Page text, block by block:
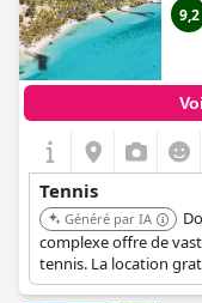
9,2
Tennis
Généré par IA
complexe offre de
tennis. La location
hebdomadaires